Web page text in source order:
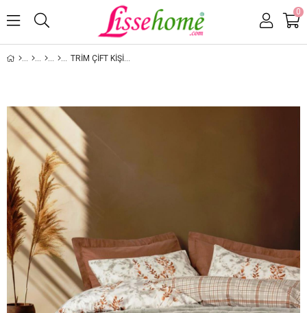
0
TRIM ÇIFT KIŞILIK KÜRK BATTANIYELI NEVRESIM TAKIMI SUAVE GRI